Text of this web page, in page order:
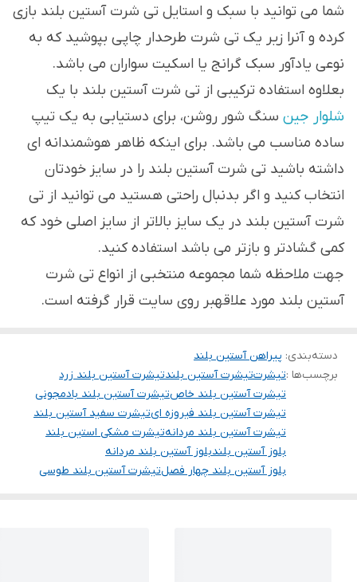
شما می توانید با سبک و استایل تی شرت آستین بلند بازی
کرده و آنرا زیر یک تی شرت طرحدار چاپی بپوشید که به
نوعی یادآور سبک گرانج یا اسکیت سواران می باشد.
بعلاوه استفاده ترکیبی از تی شرت آستین بلند با یک
شلوار جین سنگ شور روشن، برای دستیابی به یک تیپ
ساده مناسب می باشد. برای اینکه ظاهر هوشمندانه ای
داشته باشید تی شرت آستین بلند را در سایز خودتان
انتخاب کنید و اگر بدنبال راحتی هستید می توانید از تی
شرت آستین بلند در یک سایز بالاتر از سایز اصلی خود که
کمی گشادتر و بازتر می باشد استفاده کنید.
جهت ملاحظه شما مجموعه منتخبی از انواع تی شرت
آستین بلند مورد علاقهبر روی سایت قرار گرفته است.
دسته‌بندی: پیراهن آستین بلند
برچسب‌ها :تیشرتتیشرت آستین بلندتیشرت آستین بلند زرد
تیشرت آستین بلند خاصتیشرت آستین بلند بادمجونی
تیشرت آستین بلند فیروزه ایتیشرت سفید آستین بلند
تیشرت آستین بلند مردانهتیشرت مشکی استین بلند
بلوز آستین بلندبلوز آستین بلند مردانه
بلوز آستین بلند چهار فصلتیشرت آستین بلند طوسی